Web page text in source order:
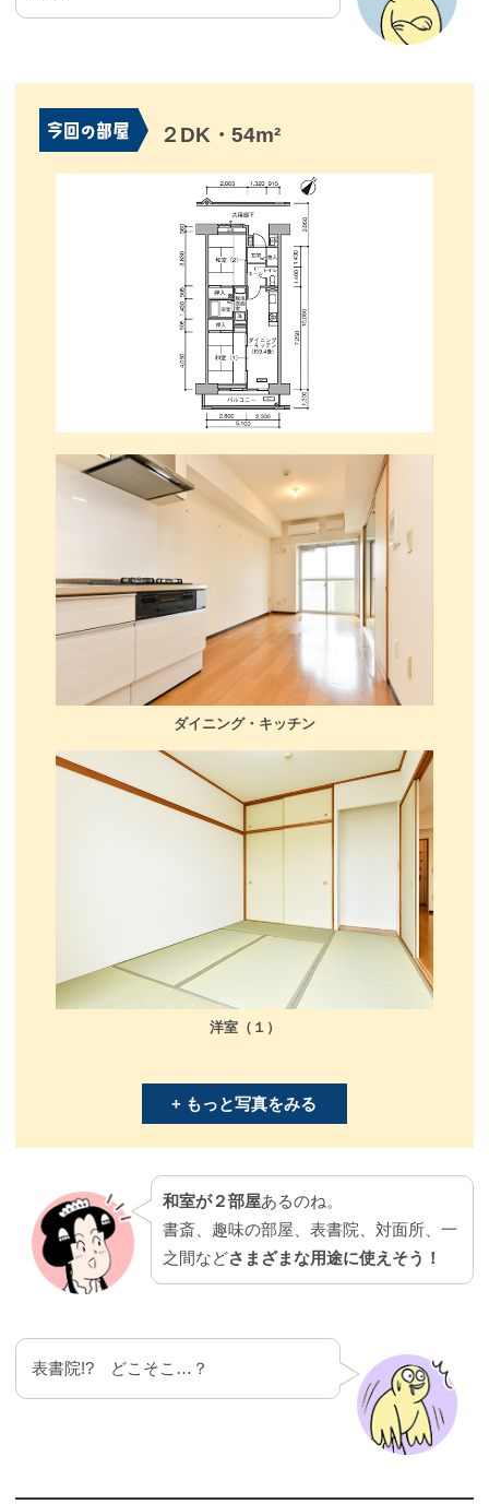
２DK・54m²
ダイニング・キッチン
洋室（１）
+ もっと写真をみる
和室が２部屋あるのね。
書斎、趣味の部屋、表書院、対面所、一
之間などさまざまな用途に使えそう！
表書院!? どこそこ…？